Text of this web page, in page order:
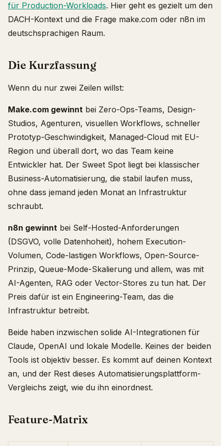
für Production-Workloads. Hier geht es gezielt um den
DACH-Kontext und die Frage make.com oder n8n im
deutschsprachigen Raum.
Die Kurzfassung
Wenn du nur zwei Zeilen willst:
Make.com gewinnt bei Zero-Ops-Teams, Design-
Studios, Agenturen, visuellen Workflows, schneller
Prototyp-Geschwindigkeit, Managed-Cloud mit EU-
Region und überall dort, wo das Team keine
Entwickler hat. Der Sweet Spot liegt bei klassischer
Business-Automatisierung, die stabil laufen muss,
ohne dass jemand jeden Monat an Infrastruktur
schraubt.
n8n gewinnt bei Self-Hosted-Anforderungen
(DSGVO, volle Datenhoheit), hohem Execution-
Volumen, Code-lastigen Workflows, Open-Source-
Prinzip, Queue-Mode-Skalierung und allem, was mit
AI-Agenten, RAG oder Vector-Stores zu tun hat. Der
Preis dafür ist ein Engineering-Team, das die
Infrastruktur betreibt.
Beide haben inzwischen solide AI-Integrationen für
Claude, OpenAI und lokale Modelle. Keines der beiden
Tools ist objektiv besser. Es kommt auf deinen Kontext
an, und der Rest dieses Automatisierungsplattform-
Vergleichs zeigt, wie du ihn einordnest.
Feature-Matrix